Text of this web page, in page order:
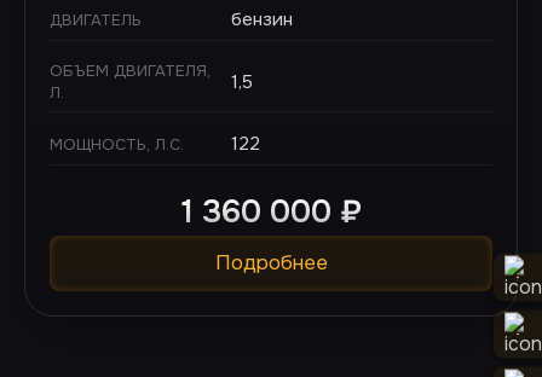
ДВИГАТЕЛЬ бензин
ОБЪЕМ ДВИГАТЕЛЯ,
Л.
1,5
МОЩНОСТЬ, Л.С. 122
1 360 000 ₽
Подробнее